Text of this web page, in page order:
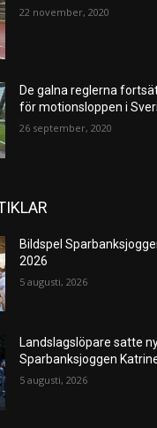
22 november, 2020
De galna reglerna
för motionsloppen i
26 september, 2020
Bildspel
2026
5 augusti, 2026
Landslagslöpare satte
Sparbanksjoggen
5 augusti, 2026